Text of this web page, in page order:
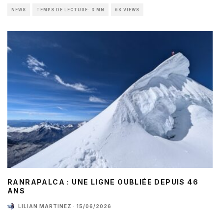
NEWS TEMPS DE LECTURE: 3 MN 68 VIEWS
RANRAPALCA : UNE LIGNE OUBLIÉE DEPUIS 46
ANS
LILIAN MARTINEZ · 15/06/2026